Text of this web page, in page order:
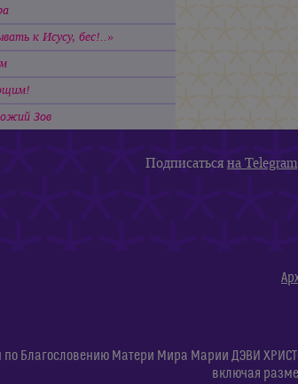
к Исусу, бес!..»
Зов
Подписатьсяна Telegram
по Благословению Матери Мира Марии ДЭВИ
включая